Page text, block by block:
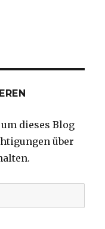
dieses Blog
über